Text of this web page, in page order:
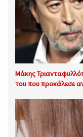
Μάκης
του που προκάλεσε